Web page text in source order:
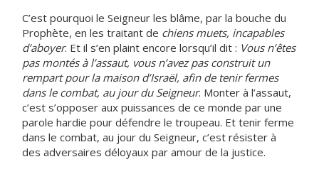
C’est pourquoi le Seigneur les blâme, par la bouche du
Prophète, en les traitant de chiens muets, incapables
d’aboyer. Et il s’en plaint encore lorsqu’il dit : Vous n’êtes
pas montés à l’assaut, vous n’avez pas construit un
rempart pour la maison d’Israël, afin de tenir fermes
dans le combat, au jour du Seigneur. Monter à l’assaut,
c’est s’opposer aux puissances de ce monde par une
parole hardie pour défendre le troupeau. Et tenir ferme
dans le combat, au jour du Seigneur, c’est résister à
des adversaires déloyaux par amour de la justice.